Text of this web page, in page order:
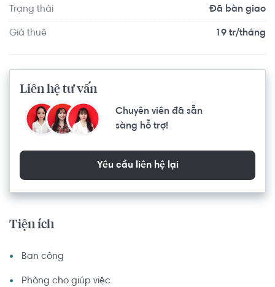
Trạng thái Đã bàn giao
Giá thuê 19 tr/tháng
Liên hệ tư vấn
Chuyên viên đã sẵn
sàng hỗ trợ!
Yêu cầu liên hệ lại
Tiện ích
Ban công
Phòng cho giúp việc